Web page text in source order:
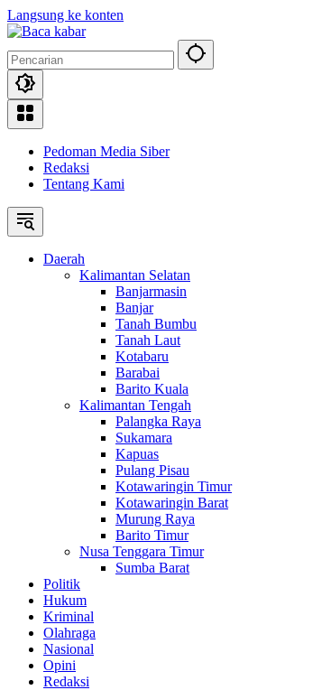
Langsung ke konten
Pedoman Media Siber
Redaksi
Tentang Kami
Daerah
Kalimantan Selatan
Banjarmasin
Banjar
Tanah Bumbu
Tanah Laut
Kotabaru
Barabai
Barito Kuala
Kalimantan Tengah
Palangka Raya
Sukamara
Kapuas
Pulang Pisau
Kotawaringin Timur
Kotawaringin Barat
Murung Raya
Barito Timur
Nusa Tenggara Timur
Sumba Barat
Politik
Hukum
Kriminal
Olahraga
Nasional
Opini
Redaksi